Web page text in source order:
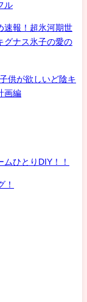
ル
速報！超氷河期世
グナス氷子の愛の
供が欲しいど陰キ
画編
ひとりDIY！！
！